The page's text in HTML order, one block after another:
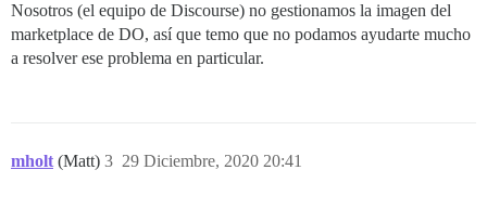
Nosotros (el equipo de Discourse) no gestionamos la imagen del
marketplace de DO, así que temo que no podamos ayudarte mucho
a resolver ese problema en particular.
mholt (Matt) 29 Diciembre, 2020 20:41
3